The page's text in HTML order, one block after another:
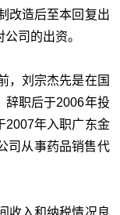
改造后至本回复出
司的出资。
，刘宗杰先是在国
辞职后于2006年投
2007年入职广东金
司从事药品销售代
收入和纳税情况良